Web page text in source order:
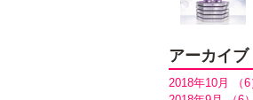
アーカイブ
2018年10月 （6